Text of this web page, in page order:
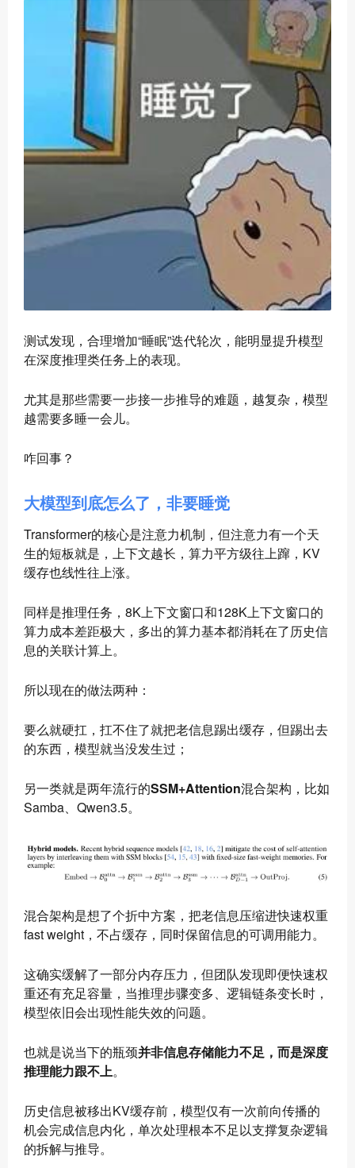
测试发现，合理增加“睡眠”迭代轮次，能明显提升模型
在深度推理类任务上的表现。
尤其是那些需要一步接一步推导的难题，越复杂，模型
越需要多睡一会儿。
咋回事？
大模型到底怎么了，非要睡觉
Transformer的核心是注意力机制，但注意力有一个天
生的短板就是，上下文越长，算力平方级往上蹿，KV
缓存也线性往上涨。
同样是推理任务，8K上下文窗口和128K上下文窗口的
算力成本差距极大，多出的算力基本都消耗在了历史信
息的关联计算上。
所以现在的做法两种：
要么就硬扛，扛不住了就把老信息踢出缓存，但踢出去
的东西，模型就当没发生过；
另一类就是两年流行的SSM+Attention混合架构，比如
Samba、Qwen3.5。
混合架构是想了个折中方案，把老信息压缩进快速权重
fast weight，不占缓存，同时保留信息的可调用能力。
这确实缓解了一部分内存压力，但团队发现即便快速权
重还有充足容量，当推理步骤变多、逻辑链条变长时，
模型依旧会出现性能失效的问题。
也就是说当下的瓶颈并非信息存储能力不足，而是深度
推理能力跟不上。
历史信息被移出KV缓存前，模型仅有一次前向传播的
机会完成信息内化，单次处理根本不足以支撑复杂逻辑
的拆解与推导。